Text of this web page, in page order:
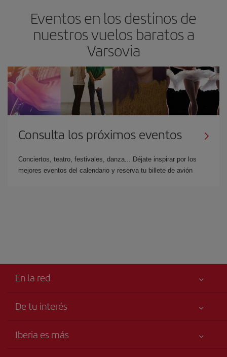
Eventos en los destinos de
nuestros vuelos baratos a
Varsovia
Consulta los próximos eventos
Conciertos, teatro, festivales, danza... Déjate inspirar por los
mejores eventos del calendario y reserva tu billete de avión
En la red
De tu interés
Accesibilidad
Iberia es más